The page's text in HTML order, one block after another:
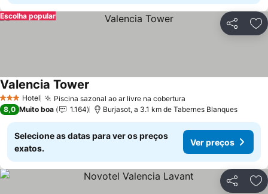
Partilhar
Escolha popular
3 EstrelasHotel Piscina sazonal ao ar livre na cobertura
Valencia Tower
8,0 Muito boa 1.164 Burjasot, a 3.1 km de Tabernes Blanques
Selecione as datas para ver os preços
exatos.
Ver preços
Partilhar